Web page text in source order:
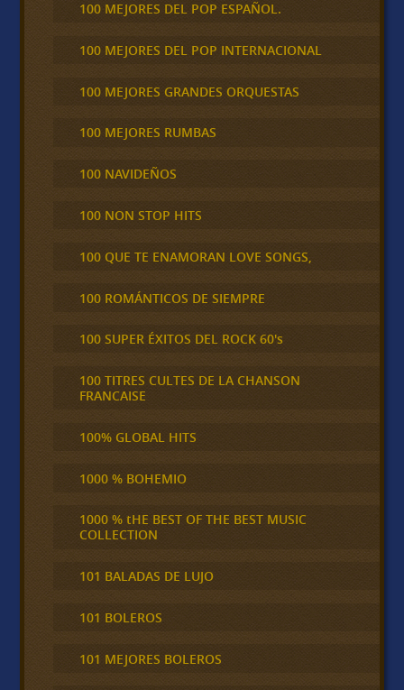
100 MEJORES DEL POP ESPAÑOL.
100 MEJORES DEL POP INTERNACIONAL
100 MEJORES GRANDES ORQUESTAS
100 MEJORES RUMBAS
100 NAVIDEÑOS
100 NON STOP HITS
100 QUE TE ENAMORAN LOVE SONGS,
100 ROMÁNTICOS DE SIEMPRE
100 SUPER ÉXITOS DEL ROCK 60's
100 TITRES CULTES DE LA CHANSON
FRANCAISE
100% GLOBAL HITS
1000 % BOHEMIO
1000 % tHE BEST OF THE BEST MUSIC
COLLECTION
101 BALADAS DE LUJO
101 BOLEROS
101 MEJORES BOLEROS